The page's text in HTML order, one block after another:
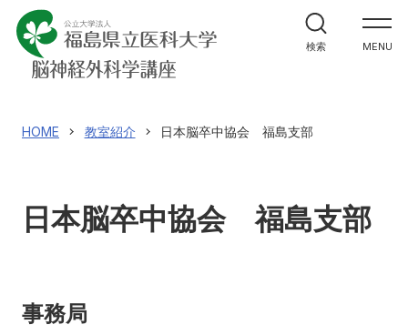
MENU
ホーム
教室紹介
研究紹介
医療関係者の皆様へ
検索
HOME 教室紹介 日本脳卒中協会 福島支部
日本脳卒中協会 福島支部
事務局